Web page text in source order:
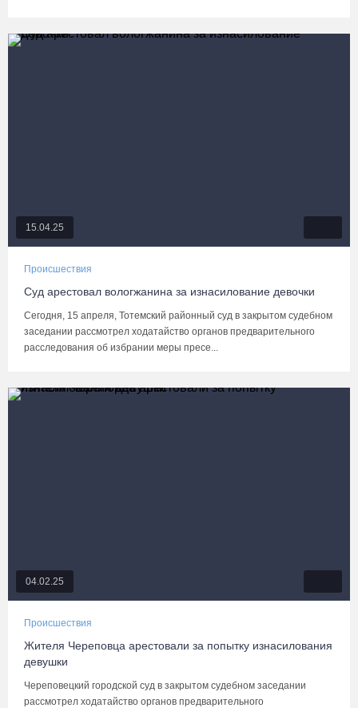
15.04.25
Происшествия
Суд арестовал вологжанина за изнасилование девочки
Сегодня, 15 апреля, Тотемский районный суд в закрытом судебном
заседании рассмотрел ходатайство органов предварительного
расследования об избрании меры пресе...
04.02.25
Происшествия
Жителя Череповца арестовали за попытку изнасилования
девушки
Череповецкий городской суд в закрытом судебном заседании
рассмотрел ходатайство органов предварительного